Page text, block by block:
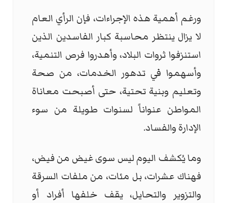
ورغم أهمية هذه الإجراءات، فإن الرأي العام
لا يزال ينتظر محاسبة كبار الفاسدين الذين
استنزفوا ثروات البلاد، وأهدروا فرص التنمية،
وأسهموا في تدهور الخدمات، من صحة
وتعليم وبنية تحتية، حتى أصبحت معاناة
المواطن عنواناً لسنوات طويلة من سوء
الإدارة والفساد.
وما يُكشف اليوم ليس سوى غيض من فيض،
فهناك عشرات، بل مئات، من ملفات السرقة
والتزوير والتحايل، يقف خلفها أفراد أو